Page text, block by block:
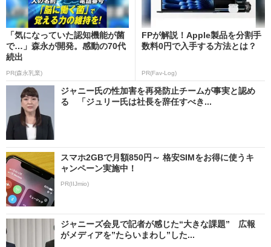
「気になっていた認知機能が菌
で…」森永が開発。感動の70代
続出
PR(森永乳業)
FPが解説！Apple製品を分割手
数料0円で入手する方法とは？
PR(Fav-Log)
ジャニー氏の性加害を再発防止チームが事実と認め
る 「ジュリー氏は社長を辞任すべき...
スマホ2GBで月額850円～ 格安SIMをお得に使うキ
ャンペーン実施中！
PR(IIJmio)
ジャニーズ会見で記者が感じた“大きな課題” 広報
がメディアを”たらいまわし”した...